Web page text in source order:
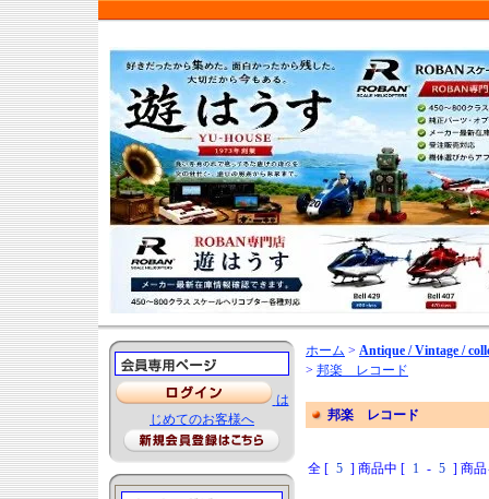
は
じめてのお客様へ
ホーム > Antique / Vintage /
> 邦楽 レコード
邦楽 レコード
全 [ 5 ] 商品中 [ 1 - 5 ] 商